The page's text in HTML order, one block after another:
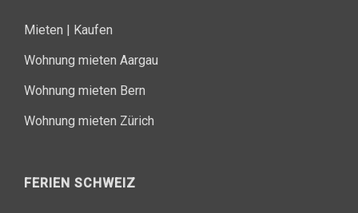
Mieten | Kaufen
Wohnung mieten Aargau
Wohnung mieten Bern
Wohnung mieten Zürich
FERIEN SCHWEIZ